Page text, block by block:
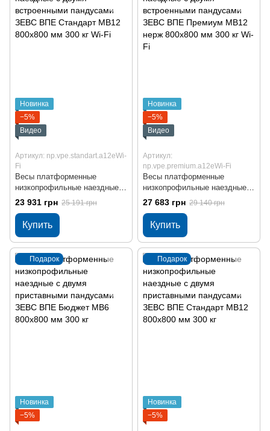
Новинка
−5%
Видео
Артикул: np.vpe.standart.a12eWi-
Fi
Весы платформенные
низкопрофильные наездные с
двумя встроенными
пандусами ЗЕВС ВПЕ
Стандарт МВ12 800x800 мм
300 кг Wi-Fi
23 931 грн 25 191 грн
Купить
Новинка
−5%
Видео
Артикул:
np.vpe.premium.a12eWi-Fi
Весы платформенные
низкопрофильные наездные с
двумя встроенными
пандусами ЗЕВС ВПЕ
Премиум МВ12 нерж 800x800
мм 300 кг Wi-Fi
27 683 грн 29 140 грн
Купить
Подарок
Новинка
−5%
Подарок
Новинка
−5%